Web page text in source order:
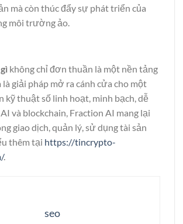
mà còn thúc đẩy sự phát triển của
môi trường ảo.
không chỉ đơn thuần là một nền tảng
là giải pháp mở ra cánh cửa cho một
kỹ thuật số linh hoạt, minh bạch, dễ
và blockchain, Fraction AI mang lại
giao dịch, quản lý, sử dụng tài sản
thêm tại https://tincrypto-
.
seo